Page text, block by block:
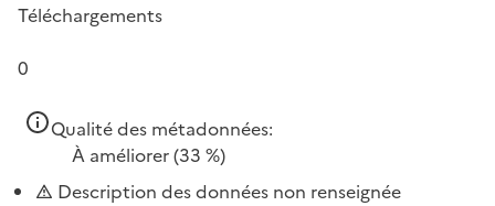
Téléchargements
0
Qualité des métadonnées:
À améliorer(33 %)
Description des données non renseignée